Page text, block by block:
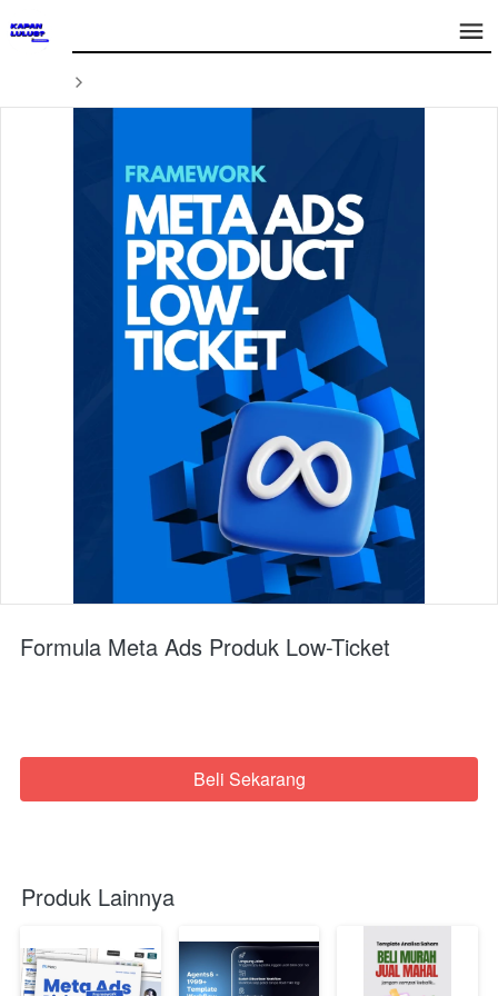
Formula Meta Ads Produk Low-Ticket
`Beli Sekarang
Produk Lainnya